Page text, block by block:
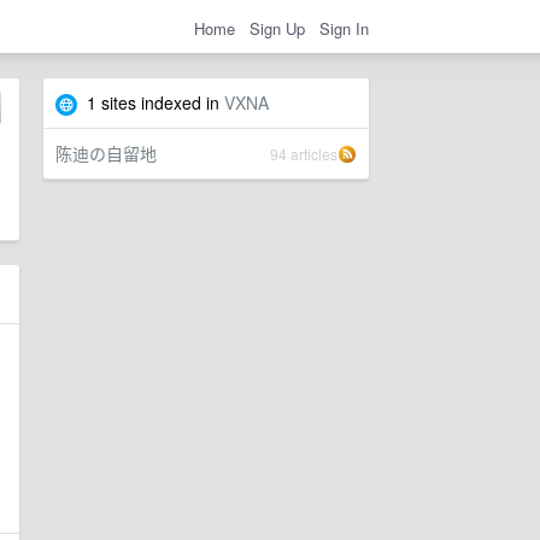
Home Sign Up Sign In
1 sites indexed in VXNA
陈迪の自留地 94 articles